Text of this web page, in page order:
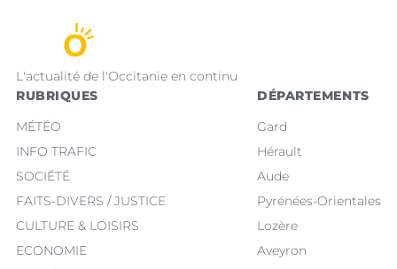
L'actualité de l'Occitanie en continu
RUBRIQUES
MÉTÉO
INFO TRAFIC
SOCIÉTÉ
FAITS-DIVERS / JUSTICE
CULTURE & LOISIRS
ECONOMIE
DÉPARTEMENTS
Gard
Hérault
Aude
Pyrénées-Orientales
Lozère
Aveyron